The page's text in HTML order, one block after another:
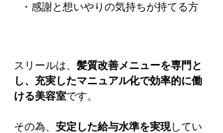
・感謝と想いやりの気持ちが持てる方
スリールは、 髪質改善メニューを専門と
し、充実したマニュアル化で効率的に働
ける美容室です。
その為、 安定した給与水準を実現してい